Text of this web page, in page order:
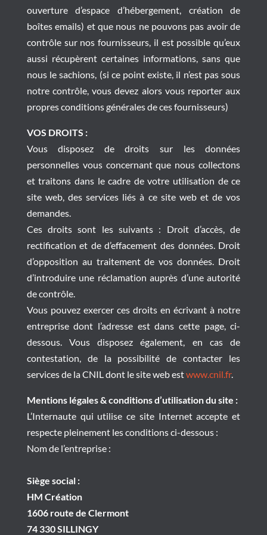
ouverture d’espace d’hébergement, création de
boîtes emails) et que nous ne pouvons pas avoir de
contrôle sur nos fournisseurs, il est possible qu’eux
aussi récupèrent certaines informations, sans que
nous le sachions, (si ce point existe, il n’est pas sous
notre contrôle, vous devez alors vous reporter aux
propres conditions générales de ces fournisseurs)
VOS DROITS :
Vous disposez de droits sur les données
personnelles vous concernant que nous collectons
et traitons dans le cadre de votre utilisation de ce
site web, des services liés à ce site web et de vos
demandes.
Ces droits sont les suivants : Droit d’accès, de
rectification et de d’effacement des données. Droit
d’opposition au traitement de vos données. Droit
d’introduire une réclamation auprès d’une autorité
de contrôle.
Vous pouvez exercer ces droits en écrivant à notre
entreprise dont l’adresse est dans cette page, ci-
dessous. Vous disposez également, en cas de
contestation, de la possibilité de contacter les
services de la CNIL dont le site web estwww.cnil.fr.
Mentions légales & conditions d’utilisation du site :
L’Internaute qui utilise ce site Internet accepte et
respecte pleinement les conditions ci-dessous :
Nom de l’entreprise :
Siège social :
HM Création
1606 route de Clermont
74 330 SILLINGY